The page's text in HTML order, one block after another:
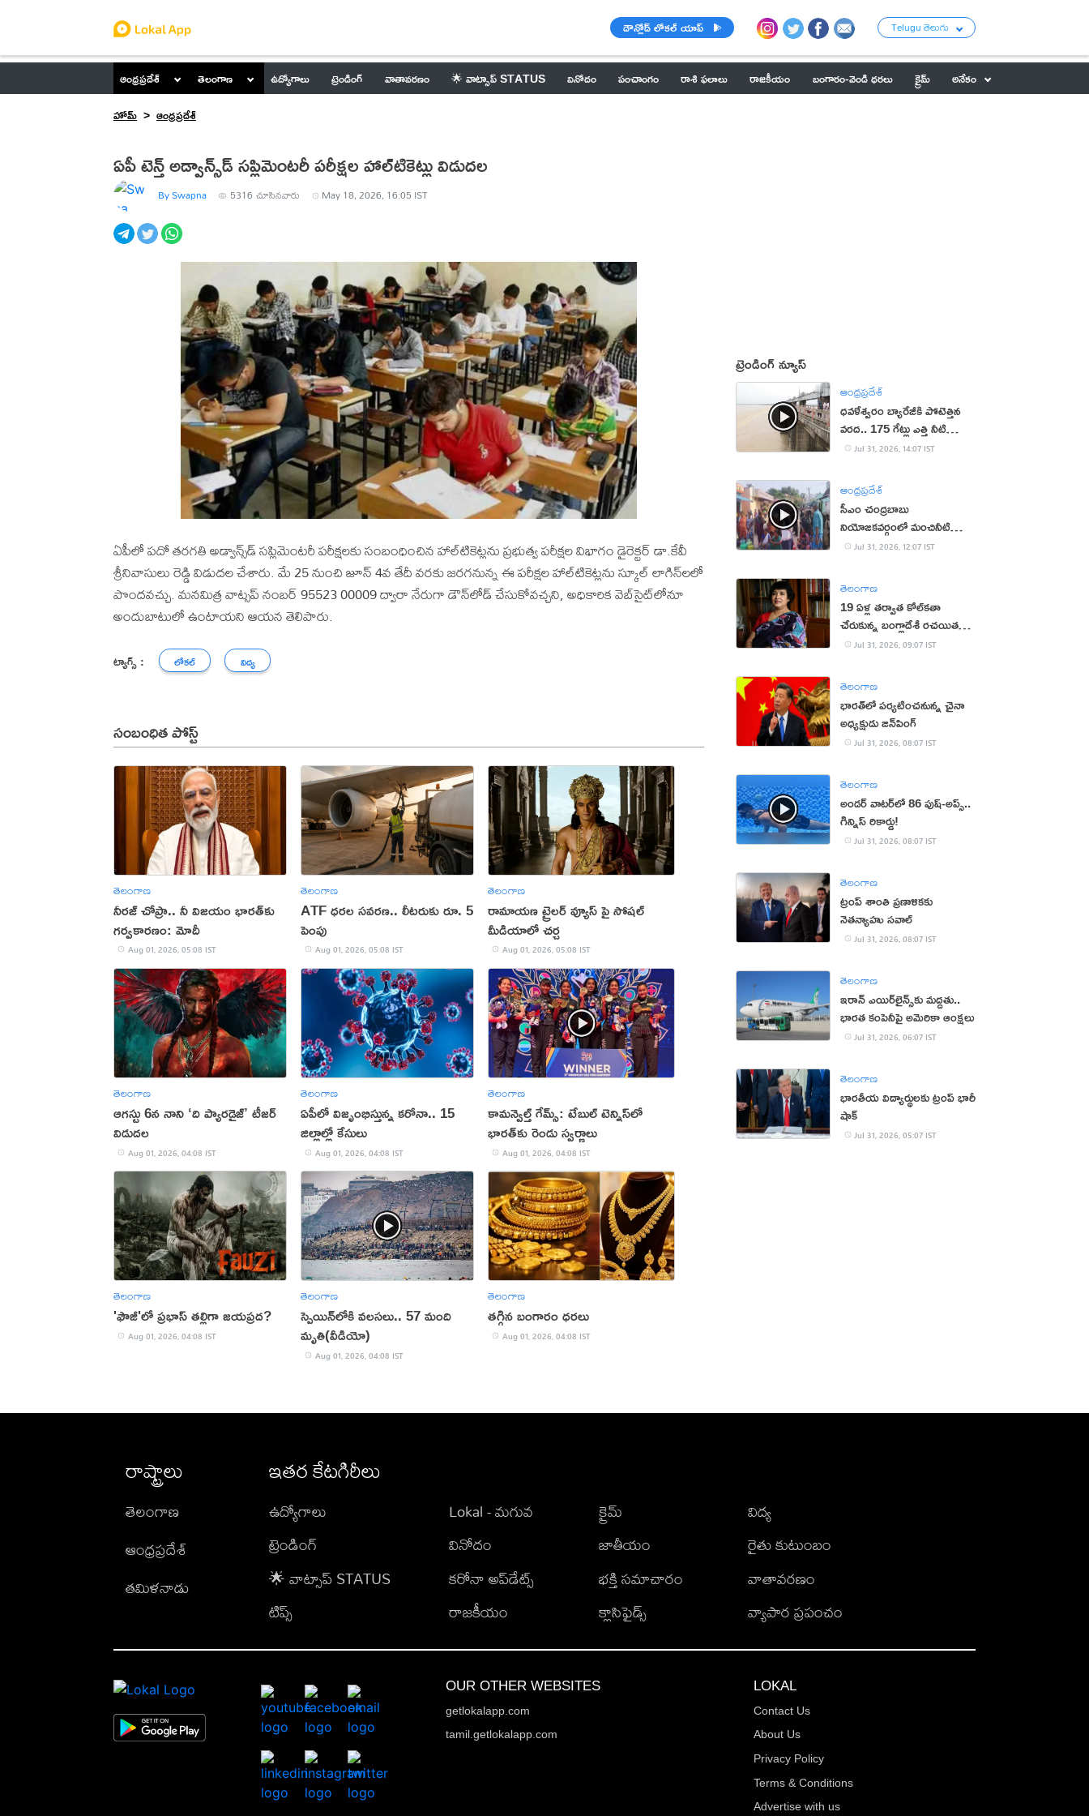
డౌన్లోడ్ లోకల్ యాప్ Telugu తెలుగు
ఆంధ్రప్రదేశ్ తెలంగాణ ఉద్యోగాలు ట్రెండింగ్ వాతావరణం 🌟 వాట్సాప్ STATUS వినోదం పంచాంగం రాశి ఫలాలు రాజకీయం బంగారం-వెండి ధరలు క్రైమ్
అనేకం
హోమ్
ఆంధ్రప్రదేశ్
ఏపీ టెన్త్‌ అడ్వాన్స్‌డ్‌ సప్లిమెంటరీ పరీక్షల హాల్‌టికెట్లు విడుదల
By Swapna 5316 చూసినవారు May 18, 2026, 16:05 IST
ఏపీలో పదో తరగతి అడ్వాన్స్‌డ్‌ సప్లిమెంటరీ పరీక్షలకు సంబంధించిన హాల్‌టికెట్లను ప్రభుత్వ పరీక్షల విభాగం డైరెక్టర్‌ డా.కేవీ
శ్రీనివాసులు రెడ్డి విడుదల చేశారు. మే 25 నుంచి జూన్‌ 4వ తేదీ వరకు జరగనున్న ఈ పరీక్షల హాల్‌టికెట్లను స్కూల్‌ లాగిన్‌లలో
పొందవచ్చు. మనమిత్ర వాట్సప్‌ నంబర్‌ 95523 00009 ద్వారా నేరుగా డౌన్‌లోడ్‌ చేసుకోవచ్చని, అధికారిక వెబ్‌సైట్‌లోనూ
అందుబాటులో ఉంటాయని ఆయన తెలిపారు.
ట్యాగ్స్ : లోకల్ విద్య
సంబంధిత పోస్ట్
తెలంగాణ
నీరజ్‌ చోప్రా.. నీ విజయం భారత్‌కు
గర్వకారణం: మోదీ
Aug 01, 2026, 05:08 IST
తెలంగాణ
ATF ధరల సవరణ.. లీటరుకు రూ. 5
పెంపు
Aug 01, 2026, 05:08 IST
తెలంగాణ
రామాయణ ట్రైలర్ వ్యూస్ పై సోషల్
మీడియాలో చర్చ
Aug 01, 2026, 05:08 IST
తెలంగాణ
ఆగస్టు 6న నాని ‘ది ప్యారడైజ్‌‌’ టీజర్
విడుదల
Aug 01, 2026, 04:08 IST
తెలంగాణ
ఏపీలో విజృంభిస్తున్న కరోనా.. 15
జిల్లాల్లో కేసులు
Aug 01, 2026, 04:08 IST
తెలంగాణ
కామన్వెల్త్ గేమ్స్: టేబుల్ టెన్నిస్‌లో
భారత్‌కు రెండు స్వర్ణాలు
Aug 01, 2026, 04:08 IST
తెలంగాణ
'ఫౌజీ'లో ప్రభాస్ తల్లిగా జయప్రద?
Aug 01, 2026, 04:08 IST
తెలంగాణ
స్పెయిన్‌లోకి వలసలు.. 57 మంది
మృతి(వీడియో)
Aug 01, 2026, 04:08 IST
తెలంగాణ
తగ్గిన బంగారం ధరలు
Aug 01, 2026, 04:08 IST
ట్రెండింగ్ న్యూస్
ఆంధ్రప్రదేశ్
ధవళేశ్వరం బ్యారేజీకి పోటెత్తిన
వరద.. 175 గేట్లు ఎత్తి నీటి
విడుదల
Jul 31, 2026, 14:07 IST
ఆంధ్రప్రదేశ్
సీఎం చంద్రబాబు
నియోజకవర్గంలో మంచినీటి
కష్టాలు.. మహిళలు ఆందోళన
Jul 31, 2026, 12:07 IST
తెలంగాణ
19 ఏళ్ల త‌ర్వాత కోల్‌క‌తా
చేరుకున్న బంగ్లాదేశీ ర‌చ‌యిత
త‌స్లీమా న‌స్రీన్‌
Jul 31, 2026, 09:07 IST
తెలంగాణ
భారత్‌లో పర్యటించనున్న చైనా
అధ్యక్షుడు జిన్‌పింగ్
Jul 31, 2026, 08:07 IST
తెలంగాణ
అండర్ వాటర్‌లో 86 పుష్-అప్స్..
గిన్నిస్ రికార్డు!
Jul 31, 2026, 08:07 IST
తెలంగాణ
ట్రంప్ శాంతి ప్రణాళికకు
నెతన్యాహు సవాల్‌
Jul 31, 2026, 08:07 IST
తెలంగాణ
ఇరాన్ ఎయిర్‌లైన్స్‌కు మద్దతు..
భారత కంపెనీపై అమెరికా ఆంక్షలు
Jul 31, 2026, 06:07 IST
తెలంగాణ
భారతీయ విద్యార్థులకు ట్రంప్ భారీ
షాక్
Jul 31, 2026, 05:07 IST
రాష్ట్రాలు
తెలంగాణ
ఆంధ్రప్రదేశ్
తమిళనాడు
ఇతర కేటగిరీలు
ఉద్యోగాలు
ట్రెండింగ్
🌟 వాట్సాప్ STATUS
టిప్స్
Lokal - మగువ
వినోదం
కరోనా అప్‌డేట్స్
రాజకీయం
క్రైమ్
జాతీయం
భక్తి సమాచారం
క్లాసిఫైడ్స్
విద్య
రైతు కుటుంబం
వాతావరణం
వ్యాపార ప్రపంచం
OUR OTHER WEBSITES
getlokalapp.com
tamil.getlokalapp.com
LOKAL
Contact Us
About Us
Privacy Policy
Terms & Conditions
Advertise with us